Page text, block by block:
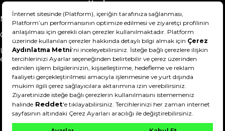
Yardım
Mesafeli Satış Sözleşmesi
Teslimat Bilgisi
Gizlilik Sözleşmesi
Şartlar & Koşullar
Ürünümü nasıl iade
edebilirim?
Hakkımızda
DeFactoFIT ©️ 2022-2026. Tüm hakları saklıdır.